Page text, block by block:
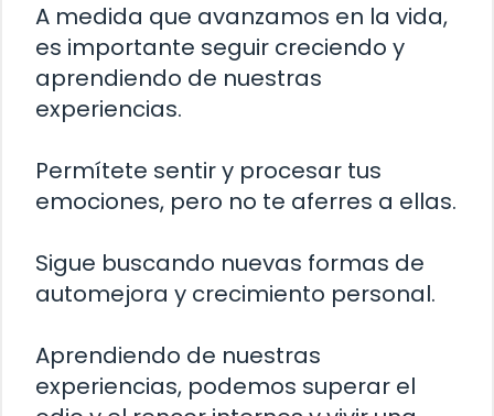
A medida que avanzamos en la vida,
es importante seguir creciendo y
aprendiendo de nuestras
experiencias.
Permítete sentir y procesar tus
emociones, pero no te aferres a ellas.
Sigue buscando nuevas formas de
automejora y crecimiento personal.
Aprendiendo de nuestras
experiencias, podemos superar el